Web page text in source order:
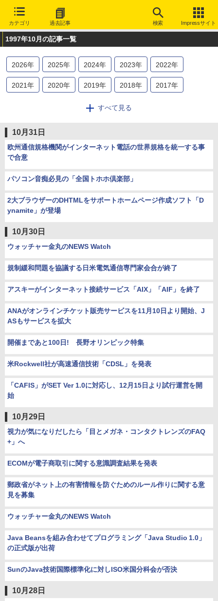
カテゴリ 過去記事 検索 Impressサイト
1997年10月の記事一覧
2026年 2025年 2024年 2023年 2022年
2021年 2020年 2019年 2018年 2017年
2014年 2013
2006年 2005年 2004年 2003年 2002年
すべて見る
10月31日
欧州通信規格機関がインターネット電話の世界規格を統一する事
で合意
パソコン音痴必見の「全国トホホ倶楽部」
2大ブラウザーのDHTMLをサポートホームページ作成ソフト「D
ynamite」が登場
10月30日
ウォッチャー金丸のNEWS Watch
規制緩和問題を協議する日米電気通信専門家会合が終了
アスキーがインターネット接続サービス「AIX」「AIF」を終了
ANAがオンラインチケット販売サービスを11月10日より開始、J
ASもサービスを拡大
開催まであと100日! 長野オリンピック特集
米Rockwell社が高速通信技術「CDSL」を発表
「CAFIS」がSET Ver 1.0に対応し、12月15日より試行運営を開
始
10月29日
視力が気になりだしたら「目とメガネ・コンタクトレンズのFAQ
+」へ
ECOMが電子商取引に関する意識調査結果を発表
郵政省がネット上の有害情報を防ぐためのルール作りに関する意
見を募集
ウォッチャー金丸のNEWS Watch
Java Beansを組み合わせてプログラミング「Java Studio 1.0」
の正式版が出荷
SunのJava技術国際標準化に対しISO米国分科会が否決
10月28日